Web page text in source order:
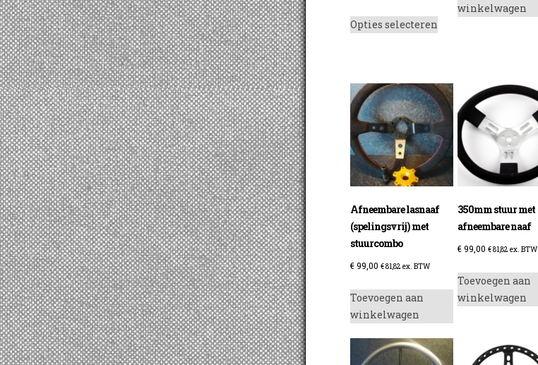
Opties selecteren
Dit
product
variaties.
Deze
optie
kan
gekozen
worden
op
productpagina
winkelwagen
Afneembare lasnaaf
(spelingsvrij) met
stuurcombo
€99,00 €81,82 ex. BTW
Toevoegen aan
winkelwagen
350mm stuur met
afneembare naaf
€99,00 €81,82 ex. BTW
Toevoegen aan
winkelwagen